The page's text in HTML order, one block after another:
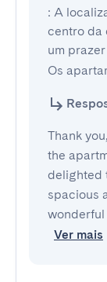
: A
centro da
um
Os
Thank
the
delighted
spacious
wonderful
Ver mais